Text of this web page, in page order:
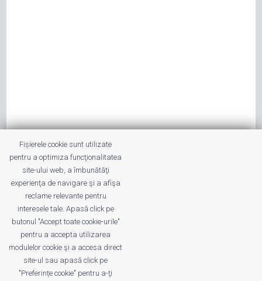
Fișierele cookie sunt utilizate
pentru a optimiza funcţionalitatea
site-ului web, a îmbunătăţi
experienţa de navigare şi a afişa
reclame relevante pentru
interesele tale. Apasă click pe
butonul "Accept toate cookie-urile"
pentru a accepta utilizarea
modulelor cookie şi a accesa direct
site-ul sau apasă click pe
"Preferințe cookie" pentru a-ţi